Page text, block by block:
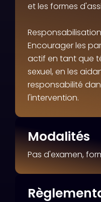
et les formes
Encourager les
actif en tant que
sexuel, en les
responsabilité
l'intervention.
Modalités
Pas d'examen,